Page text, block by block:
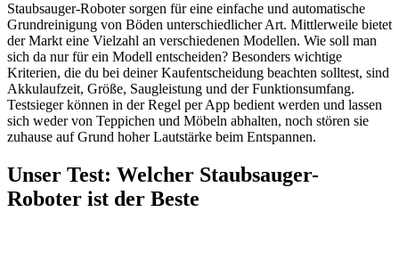
Staubsauger-Roboter sorgen für eine einfache und automatische
Grundreinigung von Böden unterschiedlicher Art. Mittlerweile bietet
der Markt eine Vielzahl an verschiedenen Modellen. Wie soll man
sich da nur für ein Modell entscheiden? Besonders wichtige
Kriterien, die du bei deiner Kaufentscheidung beachten solltest, sind
Akkulaufzeit, Größe, Saugleistung und der Funktionsumfang.
Testsieger können in der Regel per App bedient werden und lassen
sich weder von Teppichen und Möbeln abhalten, noch stören sie
zuhause auf Grund hoher Lautstärke beim Entspannen.
Unser Test: Welcher Staubsauger-
Roboter ist der Beste